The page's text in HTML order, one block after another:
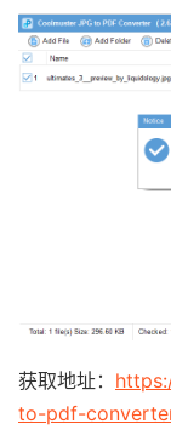
获取地址：
to-pdf-